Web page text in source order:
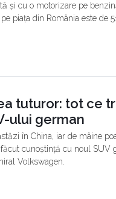
și cu o motorizare pe
piața din România este de
tuturor: tot ce
ului german
în China, iar de mâine
cunoștință cu noul SUV
Volkswagen.